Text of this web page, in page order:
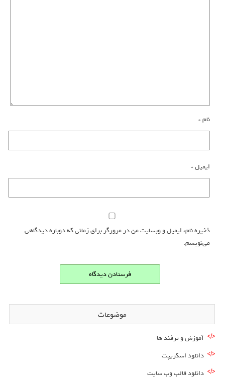
نام*
ایمیل*
ذخیره نام، ایمیل و وبسایت من در مرورگر برای زمانی که دوباره دیدگاهی
می‌نویسم.
موضوعات
آموزش و ترفند ها
دانلود اسکریپت
دانلود قالب وب سایت